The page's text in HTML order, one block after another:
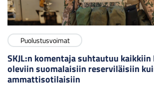
Puolustusvoimat
SKJL:n komentaja suhtautuu
oleviin suomalaisiin reserviläisiin
ammattisotilaisiin